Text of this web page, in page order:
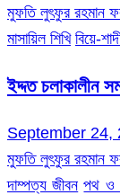
মুফতি লুৎফুর রহমান
মাসায়িল শিখি বিয়ে-
ইদ্দত চলাকালীন
September 24,
মুফতি লুৎফুর রহমান
দাম্পত্য জীবন পথ ও